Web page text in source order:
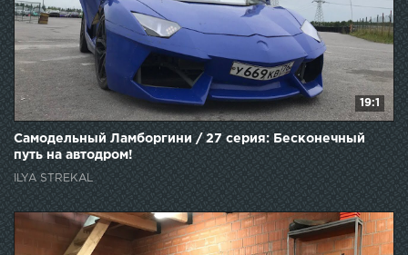
19:1
Самодельный Ламборгини / 27 серия: Бесконечный
путь на автодром!
ILYA STREKAL